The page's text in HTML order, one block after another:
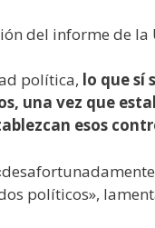
del informe de la
política, lo que sí
una vez que
esos
políticos»,